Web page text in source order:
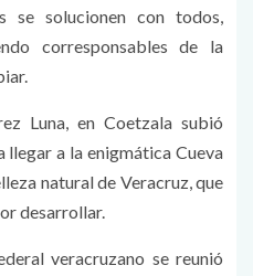
se solucionen con todos,
corresponsables de la
Luna, en Coetzala subió
llegar a la enigmática Cueva
natural de Veracruz, que
desarrollar.
veracruzano se reunió